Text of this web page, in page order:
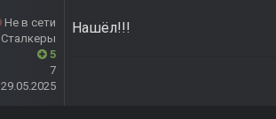
Не в сети
Сталкеры
5
7
29.05.2025
Нашёл!!!